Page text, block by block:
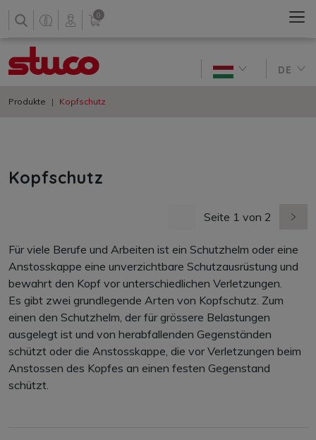
0
DE
Produkte Kopfschutz
Kopfschutz
Seite 1 von 2
Für viele Berufe und Arbeiten ist ein Schutzhelm oder eine
Anstosskappe eine unverzichtbare Schutzausrüstung und
bewahrt den Kopf vor unterschiedlichen Verletzungen.
Es gibt zwei grundlegende Arten von Kopfschutz. Zum
einen den Schutzhelm, der für grössere Belastungen
ausgelegt ist und von herabfallenden Gegenständen
schützt oder die Anstosskappe, die vor Verletzungen beim
Anstossen des Kopfes an einen festen Gegenstand
schützt.